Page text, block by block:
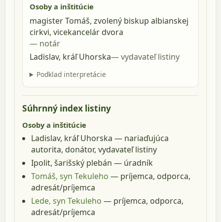
Osoby a inštitúcie
magister Tomáš, zvolený biskup albianskej
cirkvi, vicekancelár dvora
notár
Ladislav, kráľ Uhorska
vydavateľ listiny
Podklad interpretácie
Súhrnný index listiny
Osoby a inštitúcie
Ladislav, kráľ Uhorska — nariaďujúca
autorita, donátor, vydavateľ listiny
Ipolit, šarišský plebán — úradník
Tomáš, syn Tekuleho — príjemca, odporca,
adresát/príjemca
Lede, syn Tekuleho — príjemca, odporca,
adresát/príjemca